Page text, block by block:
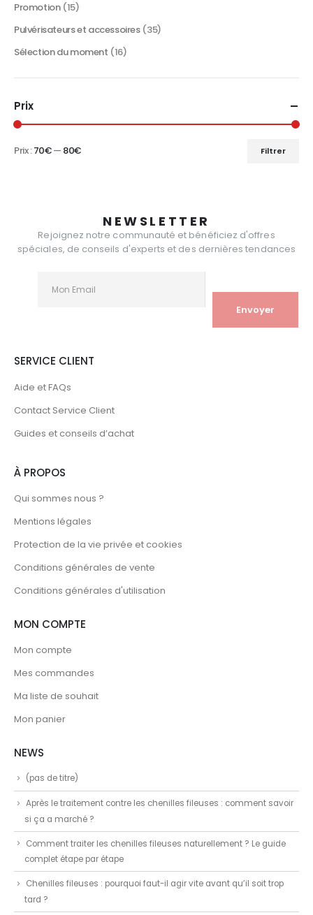
Promotion (15)
Pulvérisateurs et accessoires (35)
Sélection du moment (16)
Prix
Filtrer
Prix :70€— 80€
NEWSLETTER
Rejoignez notre communauté et bénéficiez d'offres
spéciales, de conseils d'experts et des dernières tendances
SERVICE CLIENT
Aide et FAQs
Contact Service Client
Guides et conseils d’achat
À PROPOS
Qui sommes nous ?
Mentions légales
Protection de la vie privée et cookies
Conditions générales de vente
Conditions générales d'utilisation
MON COMPTE
Mon compte
Mes commandes
Ma liste de souhait
Mon panier
NEWS
(pas de titre)
Après le traitement contre les chenilles fileuses : comment savoir
si ça a marché ?
Comment traiter les chenilles fileuses naturellement ? Le guide
complet étape par étape
Chenilles fileuses : pourquoi faut-il agir vite avant qu’il soit trop
tard ?